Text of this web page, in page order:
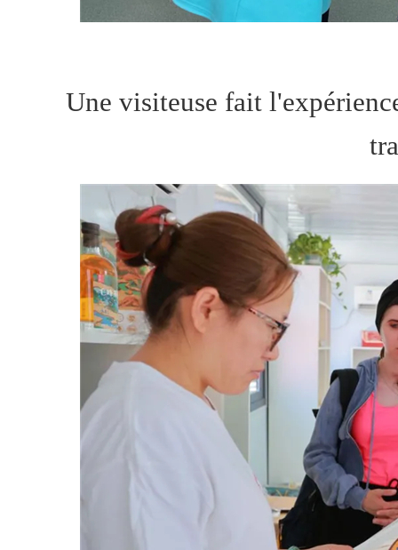
Une visiteuse fait